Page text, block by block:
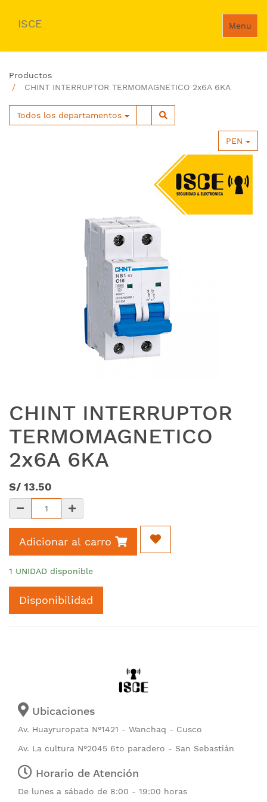
Menu
ISCE
Productos
CHINT INTERRUPTOR TERMOMAGNETICO 2x6A 6KA
Todos los departamentos
PEN
CHINT INTERRUPTOR
TERMOMAGNETICO
2x6A 6KA
S/ 13.50
Adicionar al carro
1 UNIDAD disponible
Disponibilidad
Ubicaciones
Av. Huayruropata N°1421 - Wanchaq - Cusco
Av. La cultura N°2045 6to paradero - San Sebastián
Horario de Atención
De lunes a sábado de 8:00 - 19:00 horas